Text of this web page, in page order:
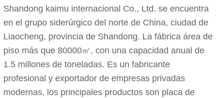
Shandong kaimu internacional Co., Ltd. se encuentra
en el grupo siderúrgico del norte de China, ciudad de
Liaocheng, provincia de Shandong. La fábrica área de
piso más que 80000㎡, con una capacidad anual de
1.5 millones de toneladas. Es un fabricante
profesional y exportador de empresas privadas
modernas, los principales productos son placa de